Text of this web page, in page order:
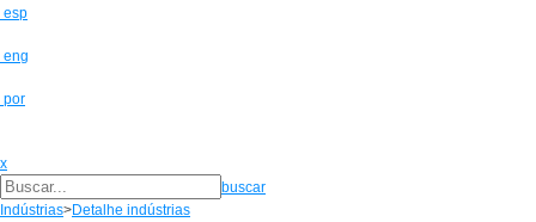
esp
eng
por
x
buscar
Indústrias>Detalhe indústrias